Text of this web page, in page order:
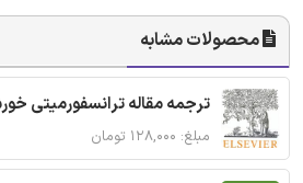
محصولات مشابه
ترجمه مقاله ترانسفورمیتی
مبلغ: ۱۲۸,۰۰۰ تومان